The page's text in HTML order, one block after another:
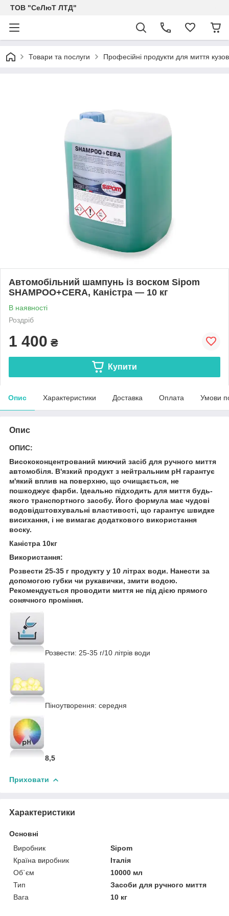
ТОВ "СеЛюТ ЛТД"
Товари та послуги Професійні продукти для миття
Автомобільний шампунь із воском Sipom
SHAMPOO+CERA, Каністра — 10 кг
В наявності
Роздріб
1 400 ₴
Купити
Опис Характеристики Доставка Оплата Умови
Опис
ОПИС:
Висококонцентрований миючий засіб для ручного миття
автомобіля. В'язкий продукт з нейтральним pH гарантує
м'який вплив на поверхню, що очищається, не
пошкоджує фарби. Ідеально підходить для миття будь-
якого транспортного засобу. Його формула має чудові
водовідштовхувальні властивості, що гарантує швидке
висихання, і не вимагає додаткового використання
воску.
Каністра 10кг
Використання:
Розвести 25-35 г продукту у 10 літрах води. Нанести за
допомогою губки чи рукавички, змити водою.
Рекомендується проводити миття не під дією прямого
сонячного проміння.
Розвести: 25-35 г/10 літрів води
Піноутворення: середня
8,5
Приховати
Характеристики
Основні
Виробник
Sipom
Країна виробник
Італія
Об`єм
10000 мл
Тип
Засоби для ручного миття
Вага
10 кг